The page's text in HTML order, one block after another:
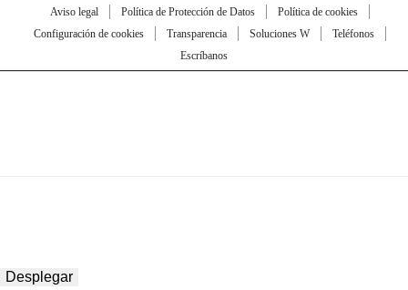
Aviso legal Política de Protección de Datos
Política de cookies
Configuración de cookies
Transparencia Soluciones W
Teléfonos
Escríbanos
Desplegar